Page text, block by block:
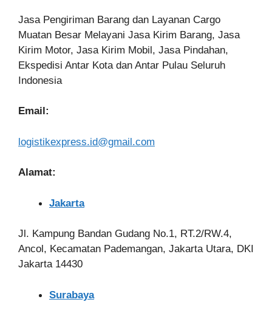
Jasa Pengiriman Barang dan Layanan Cargo
Muatan Besar Melayani Jasa Kirim Barang, Jasa
Kirim Motor, Jasa Kirim Mobil, Jasa Pindahan,
Ekspedisi Antar Kota dan Antar Pulau Seluruh
Indonesia
Email:
logistikexpress.id@gmail.com
Alamat:
Jakarta
Jl. Kampung Bandan Gudang No.1, RT.2/RW.4,
Ancol, Kecamatan Pademangan, Jakarta Utara, DKI
Jakarta 14430
Surabaya